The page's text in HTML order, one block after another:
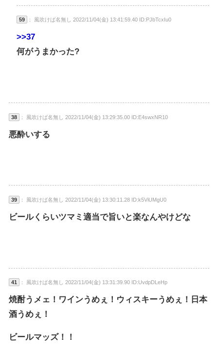
59 ： 風吹けば名無し 2022/11/04(金) 13:41:59.40 ID:PJbTcxIu0
>>37
何がうまかった?
38 ： 風吹けば名無し 2022/11/04(金) 13:29:35.00 ID:E4swxNR10
悪酔いする
39 ： 風吹けば名無し 2022/11/04(金) 13:30:11.28 ID:k5ViUMgU0
ビールくらいツマミ適当で旨いと楽なんやけどな
41 ： 風吹けば名無し 2022/11/04(金) 13:31:39.90 ID:UvdpDLeHp
焼酎うメェ！ワインうめぇ！ウィスキーうめぇ！日本
酒うめぇ！
ビールマッズ！！